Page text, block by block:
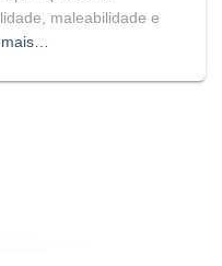
maleabilidade e